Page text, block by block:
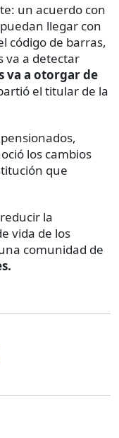
un acuerdo con
llegar con
código de barras,
va a detectar
va a otorgar de
el titular de la
los cambios
que
la
vida de los
comunidad de